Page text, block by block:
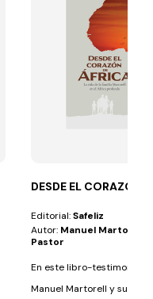
DESDE EL CORAZÓN
Editorial:Safeliz
Autor: Manuel Martorell
Pastor
En este libro-testimonio,
Manuel Martorell y su